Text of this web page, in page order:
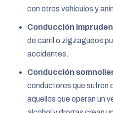
con otros vehículos y
Conducción
de carril o zigzagueos
accidentes.
Conducción
conductores que sufren
aquellos que operan un